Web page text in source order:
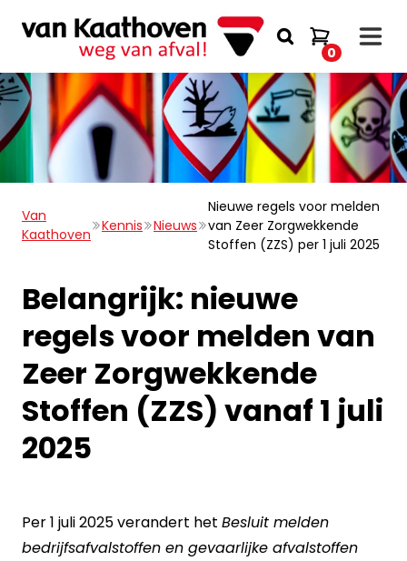
0
Van
Kaathoven
Kennis Nieuws
Nieuwe regels voor melden
van Zeer Zorgwekkende
Stoffen (ZZS) per 1 juli 2025
Belangrijk: nieuwe
regels voor melden van
Zeer Zorgwekkende
Stoffen (ZZS) vanaf 1 juli
2025
Per 1 juli 2025 verandert het Besluit melden
bedrijfsafvalstoffen en gevaarlijke afvalstoffen